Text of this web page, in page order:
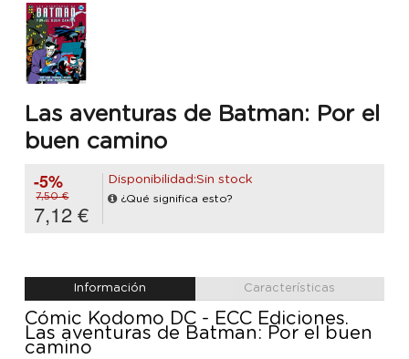
Las aventuras de Batman: Por el
buen camino
-5%
7,50 €
7,12 €
Disponibilidad:Sin stock
¿Qué significa esto?
Información Características
Cómic Kodomo DC - ECC Ediciones.
Las aventuras de Batman: Por el buen
camino